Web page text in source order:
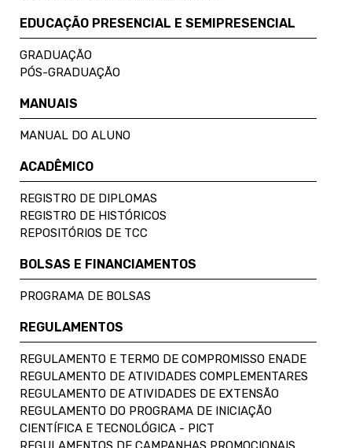
EDUCAÇÃO PRESENCIAL E SEMIPRESENCIAL
GRADUAÇÃO
PÓS-GRADUAÇÃO
MANUAIS
MANUAL DO ALUNO
ACADÊMICO
REGISTRO DE DIPLOMAS
REGISTRO DE HISTÓRICOS
REPOSITÓRIOS DE TCC
BOLSAS E FINANCIAMENTOS
PROGRAMA DE BOLSAS
REGULAMENTOS
REGULAMENTO E TERMO DE COMPROMISSO ENADE
REGULAMENTO DE ATIVIDADES COMPLEMENTARES
REGULAMENTO DE ATIVIDADES DE EXTENSÃO
REGULAMENTO DO PROGRAMA DE INICIAÇÃO
CIENTÍFICA E TECNOLÓGICA - PICT